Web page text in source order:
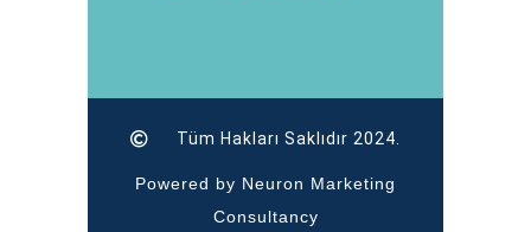
Tüm Hakları Saklıdır 2024.
Powered by Neuron Marketing
Consultancy